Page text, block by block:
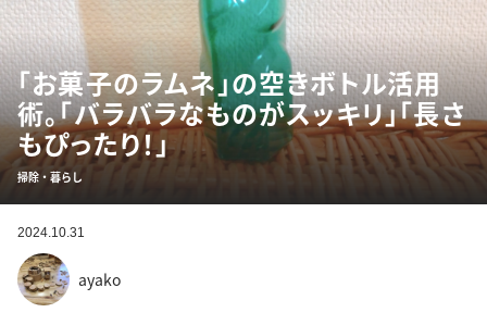
「お菓子のラムネ」の空きボトル活用
術。「バラバラなものがスッキリ」「長さ
もぴったり！」
掃除・暮らし
2024.10.31
ayako